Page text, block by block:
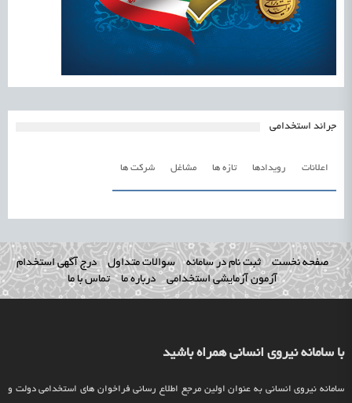
جرائد استخدامی
اعلانات رویدادها تازه ها مشاغل شرکت ها
صفحه نخست ثبت نام در سامانه سوالات متداول
درج آگهی استخدام
آزمون آزمایشی استخدامی
درباره ما تماس با ما
با سامانه نیروی انسانی همراه باشید
سامانه نیروی انسانی به عنوان اولین مرجع اطلاع رسانی فراخوان های استخدامی دولت و